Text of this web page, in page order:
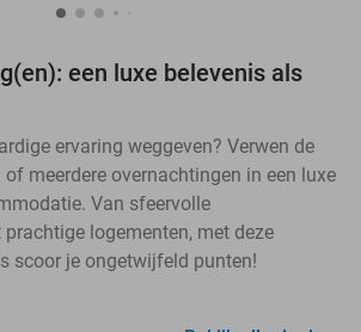
een luxe belevenis als
ervaring weggeven? Verwen de
meerdere overnachtingen in een luxe
Van sfeervolle
logementen, met deze
scoor je ongetwijfeld punten!